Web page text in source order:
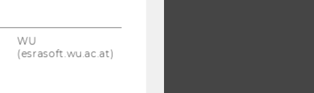
WU
(esrasoft.wu.ac.at)